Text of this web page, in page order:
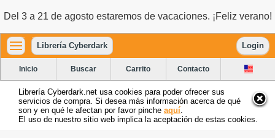
Del 3 a 21 de agosto estaremos de vacaciones. ¡Feliz verano!
Librería Cyberdark Login
Inicio Buscar Carrito Contacto
Librería Cyberdark.net usa cookies para poder ofrecer sus
servicios de compra. Si desea más información acerca de qué
son y en qué le afectan por favor pinche aquí
El uso de nuestro sitio web implica la aceptación de estas cookies.